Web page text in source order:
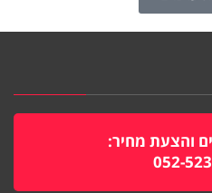
והצעת מחיר:
052-